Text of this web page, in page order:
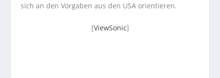
sich an den Vorgaben aus den USA orientieren.
[ViewSonic]